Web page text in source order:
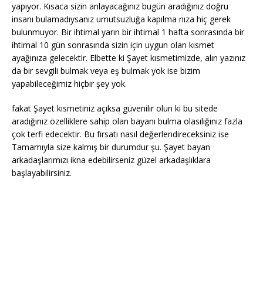
yapıyor. Kısaca sizin anlayacağınız bugün aradığınız doğru
insanı bulamadıysanız umutsuzluğa kapılma nıza hiç gerek
bulunmuyor. Bir ihtimal yarın bir ihtimal 1 hafta sonrasında bir
ihtimal 10 gün sonrasında sizin için uygun olan kısmet
ayağınıza gelecektir. Elbette ki Şayet kısmetimizde, alın yazınız
da bir sevgili bulmak veya eş bulmak yok ise bizim
yapabileceğimiz hiçbir şey yok.
fakat Şayet kısmetiniz açıksa güvenilir olun ki bu sitede
aradığınız özelliklere sahip olan bayanı bulma olasılığınız fazla
çok terfi edecektir. Bu fırsatı nasıl değerlendireceksiniz ise
Tamamıyla size kalmış bir durumdur şu. Şayet bayan
arkadaşlarımızı ikna edebilirseniz güzel arkadaşlıklara
başlayabilirsiniz.